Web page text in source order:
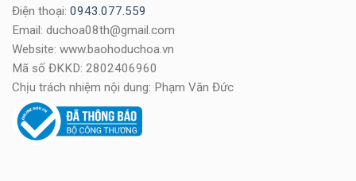
Điện thoại: 0943.077.559
Email: duchoa08th@gmail.com
Website: www.baohoduchoa.vn
Mã số ĐKKD: 2802406960
Chịu trách nhiệm nội dung: Phạm Văn Đức